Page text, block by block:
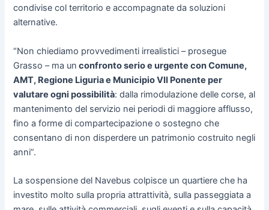
condivise col territorio e accompagnate da soluzioni
alternative.
“Non chiediamo provvedimenti irrealistici – prosegue
Grasso – ma un confronto serio e urgente con Comune,
AMT, Regione Liguria e Municipio VII Ponente per
valutare ogni possibilità: dalla rimodulazione delle corse, al
mantenimento del servizio nei periodi di maggiore afflusso,
fino a forme di compartecipazione o sostegno che
consentano di non disperdere un patrimonio costruito negli
anni”.
La sospensione del Navebus colpisce un quartiere che ha
investito molto sulla propria attrattività, sulla passeggiata a